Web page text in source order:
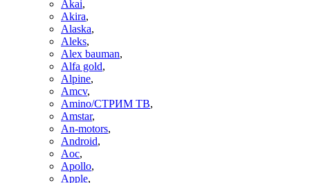
Akai,
Akira,
Alaska,
Aleks,
Alex bauman,
Alfa gold,
Alpine,
Amcv,
Amino/СТРИМ ТВ,
Amstar,
An-motors,
Android,
Aoc,
Apollo,
Apple,